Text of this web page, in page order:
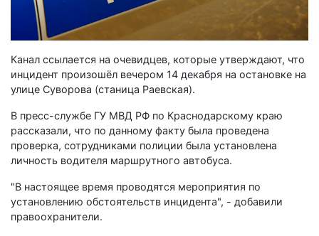
Канал ссылается на очевидцев, которые утверждают, что
инцидент произошёл вечером 14 декабря на остановке на
улице Суворова (станица Раевская).
В пресс-службе ГУ МВД РФ по Краснодарскому краю
рассказали, что по данному факту была проведена
проверка, сотрудниками полиции была установлена
личность водителя маршрутного автобуса.
"В настоящее время проводятся мероприятия по
установлению обстоятельств инцидента", - добавили
правоохранители.